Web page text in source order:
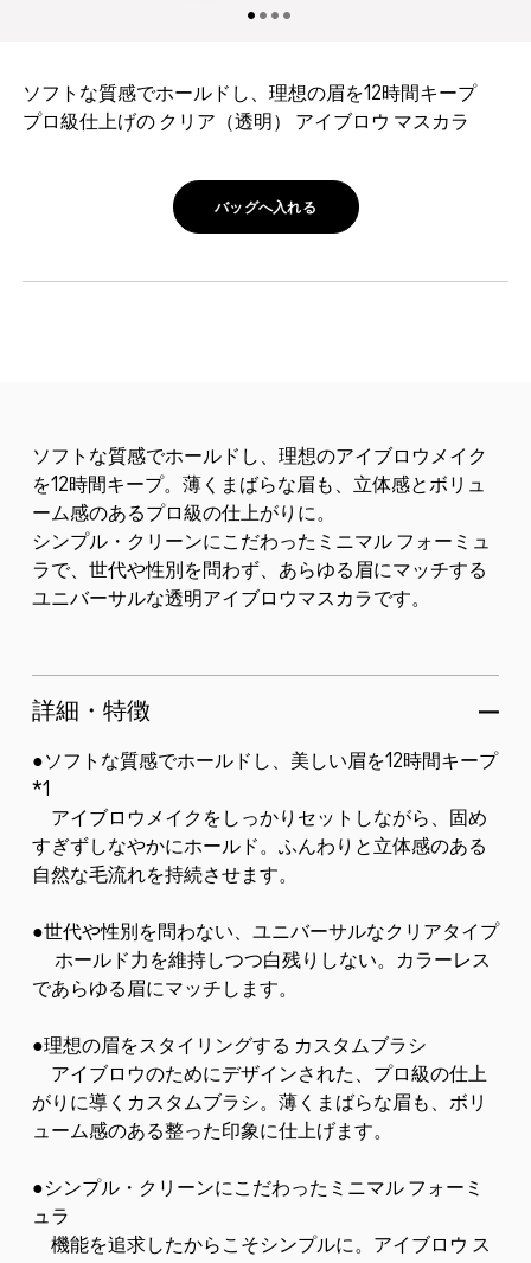
ソフトな質感でホールドし、理想の眉を12時間キープ
プロ級仕上げの クリア（透明） アイブロウ マスカラ
バッグへ入れる
ソフトな質感でホールドし、理想のアイブロウメイク
を12時間キープ。薄くまばらな眉も、立体感とボリュ
ーム感のあるプロ級の仕上がりに。
シンプル・クリーンにこだわったミニマル フォーミュ
ラで、世代や性別を問わず、あらゆる眉にマッチする
ユニバーサルな透明アイブロウマスカラです。
詳細・特徴
●ソフトな質感でホールドし、美しい眉を12時間キープ
*1
アイブロウメイクをしっかりセットしながら、固め
すぎずしなやかにホールド。ふんわりと立体感のある
自然な毛流れを持続させます。
●世代や性別を問わない、ユニバーサルなクリアタイプ
ホールド力を維持しつつ白残りしない。カラーレス
であらゆる眉にマッチします。
●理想の眉をスタイリングする カスタムブラシ
アイブロウのためにデザインされた、プロ級の仕上
がりに導くカスタムブラシ。薄くまばらな眉も、ボリ
ューム感のある整った印象に仕上げます。
●シンプル・クリーンにこだわったミニマル フォーミ
ュラ
機能を追求したからこそシンプルに。アイブロウ ス